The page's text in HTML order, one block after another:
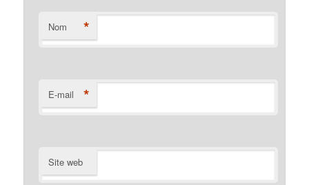
Nom *
E-mail *
Site web